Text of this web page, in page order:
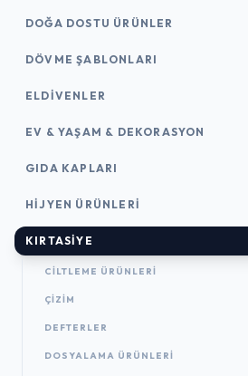
DOĞA DOSTU ÜRÜNLER
DÖVME ŞABLONLARI
ELDIVENLER
EV & YAŞAM & DEKORASYON
GIDA KAPLARI
HIJYEN ÜRÜNLERI
KIRTASİYE
CILTLEME ÜRÜNLERI
ÇİZİM
DEFTERLER
DOSYALAMA ÜRÜNLERI